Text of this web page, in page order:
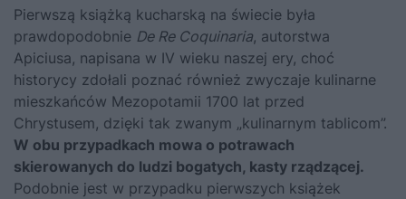
Pierwszą książką kucharską na świecie była
prawdopodobnie De Re Coquinaria, autorstwa
Apiciusa, napisana w IV wieku naszej ery, choć
historycy zdołali poznać również zwyczaje kulinarne
mieszkańców Mezopotamii 1700 lat przed
Chrystusem, dzięki tak zwanym „kulinarnym tablicom”.
W obu przypadkach mowa o potrawach
skierowanych do ludzi bogatych, kasty rządzącej.
Podobnie jest w przypadku pierwszych książek